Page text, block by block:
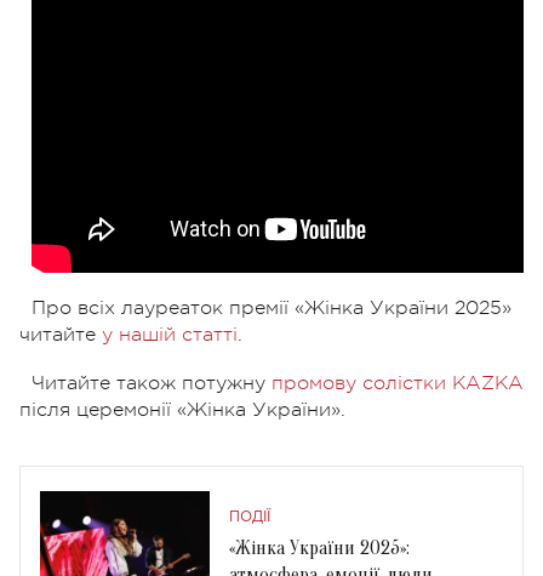
Про всіх лауреаток премії «Жінка України 2025»
читайте у нашій статті.
Читайте також потужну промову солістки KAZKA
після церемонії «Жінка України».
ПОДІЇ
«Жінка України 2025»: